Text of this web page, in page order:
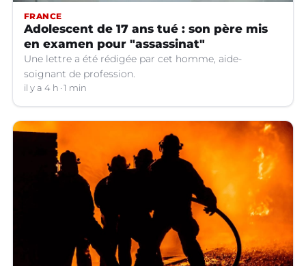
FRANCE
Adolescent de 17 ans tué : son père mis
en examen pour "assassinat"
Une lettre a été rédigée par cet homme, aide-
soignant de profession.
il y a 4 h 1 min